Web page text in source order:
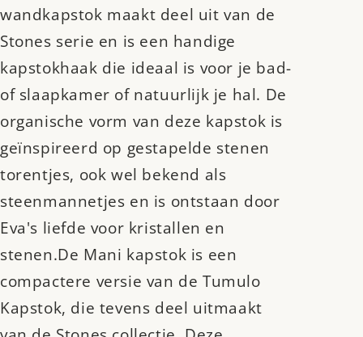
wandkapstok maakt deel uit van de
Stones serie en is een handige
kapstokhaak die ideaal is voor je bad-
of slaapkamer of natuurlijk je hal. De
organische vorm van deze kapstok is
geïnspireerd op gestapelde stenen
torentjes, ook wel bekend als
steenmannetjes en is ontstaan door
Eva's liefde voor kristallen en
stenen.De Mani kapstok is een
compactere versie van de Tumulo
Kapstok, die tevens deel uitmaakt